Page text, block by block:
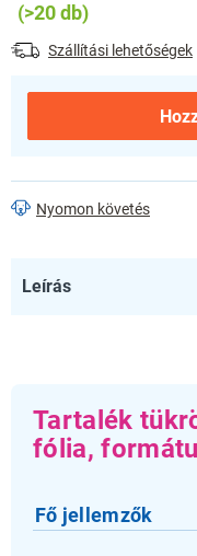
(>20 db)
Szállítási lehetőségek
Nyomon követés
Leírás
Tartalék
fólia,
Fő jellemzők